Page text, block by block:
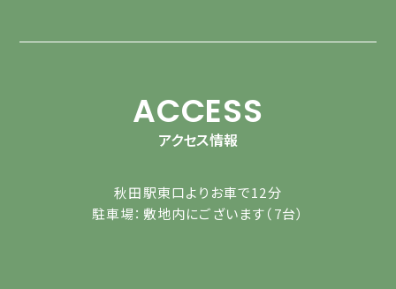
ACCESS
アクセス情報
秋田駅東口よりお車で12分
駐車場：敷地内にございます（7台）